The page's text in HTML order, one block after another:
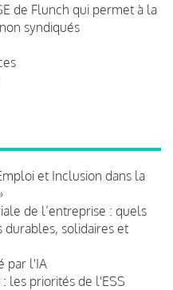
de Flunch qui permet à la
syndiqués
et Inclusion dans la
de l’entreprise : quels
solidaires et
par l'IA
les priorités de l'ESS